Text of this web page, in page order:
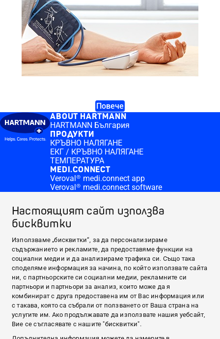
Настоящият сайт използва
бисквитки
Използваме „бисквитки“, за да персонализираме
съдържанието и рекламите, да предоставяме функции на
социални медии и да анализираме трафика си. Също така
споделяме информация за начина, по който използвате сайта
ни, с партньорските си социални медии, рекламните си
партньори и партньори за анализ, които може да я
комбинират с друга предоставена им от Вас информация или
с такава, която са събрали от ползването от Ваша страна на
услугите им. Ако продължавате да използвате нашия уебсайт,
Вие се съгласявате с нашите "бисквитки".
Повече
ABOUT HARTMANN
HARTMANN България
ПРОДУКТИ
КРЪВНО НАЛЯГАНЕ
ЕКГ / КРЪВНО НАЛЯГАНЕ
ТЕМПЕРАТУРА
MEDI.CONNECT
Veroval® medi.connect app
Veroval® medi.connect software
Online pharmacies Veroval duo control
ПОЛЕЗНО
Кръвно налягане
CONTACT & MORE
Medi.connect Login
Контакт
ABOUT HARTMANN
ПРОДУКТИ
MEDI.CONNECT
КЪДЕ ДА ЗАКУПЯ
ПОЛЕЗНО